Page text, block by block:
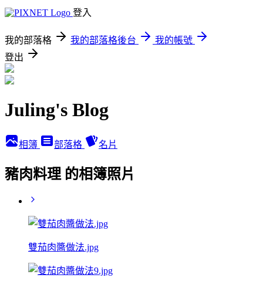
登入
我的部落格 我的部落格後台
我的帳號
登出
Juling's Blog
相簿 部落格 名片
豬肉料理 的相簿照片
雙茄肉醬做法.jpg